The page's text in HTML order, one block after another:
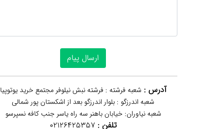
آدرس : شعبه فرشته : فرشته نبش نیلوفر مجتمع خرید یوتوپیا
شعبه اندرزگو : بلوار اندرزگو بعد از اشکستان پور شمالی
شعبه نیاوران: خیابان باهنر‌ سه راه یاسر جنب کافه نسپرسو
تلفن : 02126425357